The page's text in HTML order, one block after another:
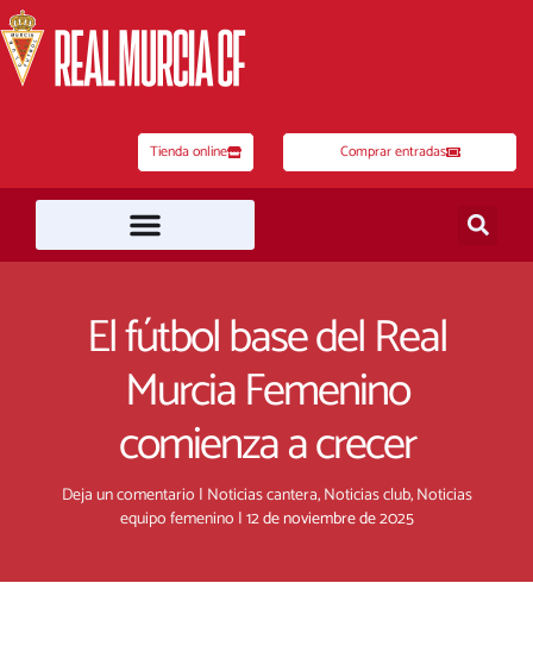
al
contenido
Tienda online Comprar entradas
El fútbol base del Real
Murcia Femenino
comienza a crecer
Deja un comentario | Noticias cantera,Noticias club,Noticias
equipo femenino |12 de noviembre de 2025